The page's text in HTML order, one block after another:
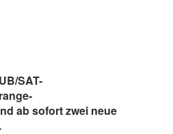
SAT-
ab sofort zwei neue